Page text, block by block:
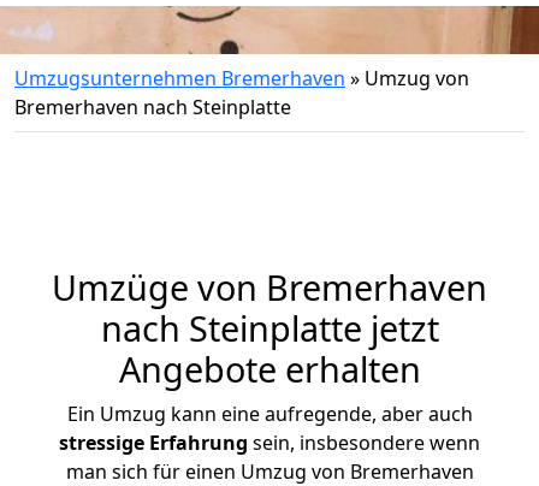
Umzugsunternehmen Bremerhaven » Umzug von
Bremerhaven nach Steinplatte
Umzüge von Bremerhaven
nach Steinplatte jetzt
Angebote erhalten
Ein Umzug kann eine aufregende, aber auch
stressige Erfahrung sein, insbesondere wenn
man sich für einen Umzug von Bremerhaven